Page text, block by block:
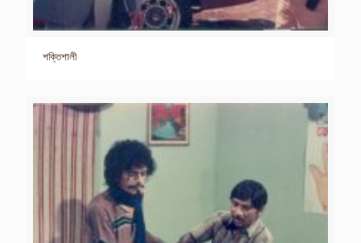
শক্তিশালী